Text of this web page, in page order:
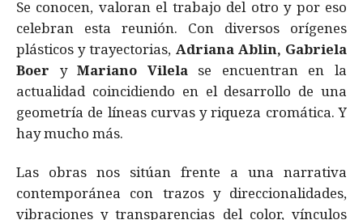
Se conocen, valoran el trabajo del otro y por eso
celebran esta reunión. Con diversos orígenes
plásticos y trayectorias, Adriana Ablin, Gabriela
Boer yMariano Vilelase encuentran en la
actualidad coincidiendo en el desarrollo de una
geometría de líneas curvas y riqueza cromática. Y
hay mucho más.
Las obras nos sitúan frente a una narrativa
contemporánea con trazos y direccionalidades,
vibraciones y transparencias del color, vínculos